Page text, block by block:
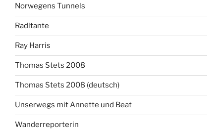
Norwegens Tunnels
Radltante
Ray Harris
Thomas Stets 2008
Thomas Stets 2008 (deutsch)
Unserwegs mit Annette und Beat
Wanderreporterin